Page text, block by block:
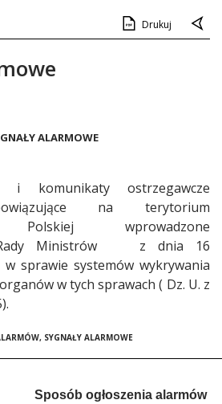
Drukuj
ALARMOWE
i komunikaty ostrzegawcze
na terytorium
Polskiej wprowadzone
Rady Ministrów z dnia 16
sprawie systemów wykrywania
w tych sprawach ( Dz. U. z
SYGNAŁY ALARMOWE
Sposób ogłoszenia alarmów